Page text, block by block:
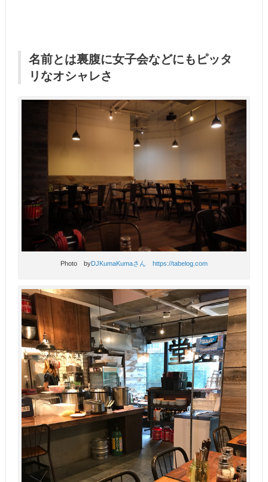
名前とは裏腹に女子会などにもピッタ
リなオシャレさ
Photo byDJKumaKumaさん https://tabelog.com